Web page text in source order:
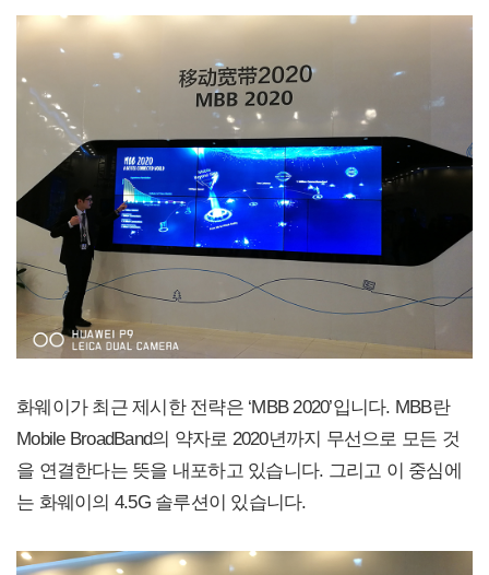
화웨이가 최근 제시한 전략은 ‘MBB 2020’입니다. MBB란
Mobile BroadBand의 약자로 2020년까지 무선으로 모든 것
을 연결한다는 뜻을 내포하고 있습니다. 그리고 이 중심에
는 화웨이의 4.5G 솔루션이 있습니다.